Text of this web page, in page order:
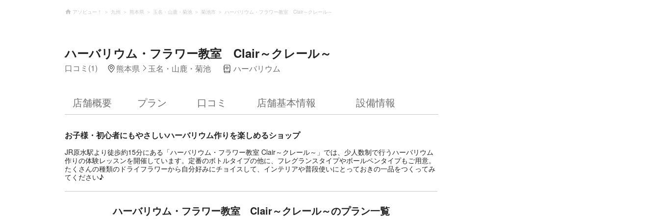
アソビュー！ 九州 熊本県 玉名・山鹿・菊池 菊池市 ハーバリウム・フラワー教室 Clair～クレール～
ハーバリウム・フラワー教室 Clair～クレール～
口コミ(1) 熊本県 玉名・山鹿・菊池 ハーバリウム
店舗概要 プラン 口コミ 店舗基本情報 設備情報
お子様・初心者にもやさしいハーバリウム作りを楽しめるショップ
JR原水駅より徒歩約15分にある「ハーバリウム・フラワー教室 Clair～クレール～」では、少人数制で行うハーバリウム
作りの体験レッスンを開催しています。定番のボトルタイプの他に、フレグランスタイプやボールペンタイプもご用意。
たくさんの種類のドライフラワーから自分好みにチョイスして、インテリアや普段使いにとっておきの一品をつくってみ
てください♪
ハーバリウム・フラワー教室 Clair～クレール～のプラン一覧